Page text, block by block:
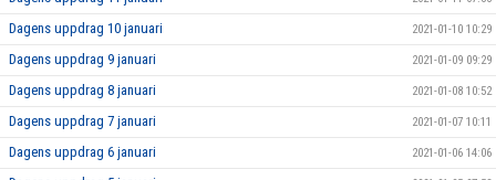
Dagens uppdrag 10 januari 2021-01-10 10:29
Dagens uppdrag 9 januari 2021-01-09 09:29
Dagens uppdrag 8 januari 2021-01-08 10:52
Dagens uppdrag 7 januari 2021-01-07 10:11
Dagens uppdrag 6 januari 2021-01-06 14:06